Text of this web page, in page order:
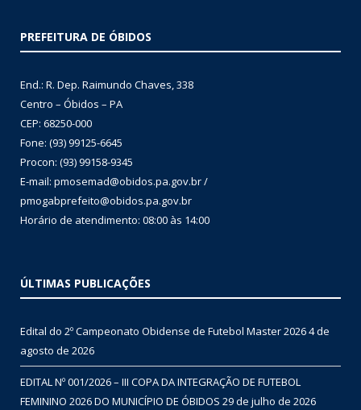
PREFEITURA DE ÓBIDOS
End.: R. Dep. Raimundo Chaves, 338
Centro – Óbidos – PA
CEP: 68250-000
Fone: (93) 99125-6645
Procon: (93) 99158-9345
E-mail: pmosemad@obidos.pa.gov.br /
pmogabprefeito@obidos.pa.gov.br
Horário de atendimento: 08:00 às 14:00
ÚLTIMAS PUBLICAÇÕES
Edital do 2º Campeonato Obidense de Futebol Master 20264 de
agosto de 2026
EDITAL Nº 001/2026 – III COPA DA INTEGRAÇÃO DE FUTEBOL
FEMININO 2026 DO MUNICÍPIO DE ÓBIDOS 29 de julho de 2026